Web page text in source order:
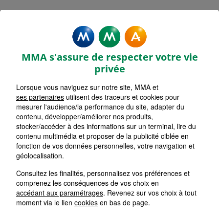
ACTIV OCEAN
Accueil Assurance Pays de la Loire
Assurance Vendée (85)
Assurance Challans (85300)
MMA s'assure de respecter votre vie
privée
Lorsque vous naviguez sur notre site, MMA et
ses partenaires utilisent des traceurs et cookies pour
mesurer l'audience/la performance du site, adapter du
contenu, développer/améliorer nos produits,
stocker/accéder à des informations sur un terminal, lire du
contenu multimédia et proposer de la publicité ciblée en
fonction de vos données personnelles, votre navigation et
géolocalisation.
Consultez les finalités, personnalisez vos préférences et
comprenez les conséquences de vos choix en
accédant aux paramétrages. Revenez sur vos choix à tout
moment via le lien cookies en bas de page.